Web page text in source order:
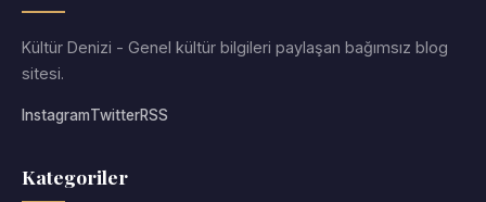
Kültür Denizi - Genel kültür bilgileri paylaşan bağımsız blog
sitesi.
InstagramTwitterRSS
Kategoriler